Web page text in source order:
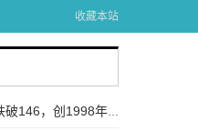
收藏本站
环球关注：日元对美元汇率跌破146，创1998年8月以来新低